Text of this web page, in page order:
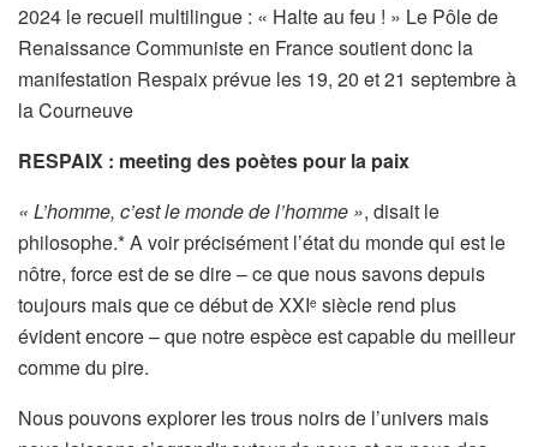
2024 le recueil multilingue : « Halte au feu ! » Le Pôle de
Renaissance Communiste en France soutient donc la
manifestation Respaix prévue les 19, 20 et 21 septembre à
la Courneuve
RESPAIX : meeting des poètes pour la paix
« L’homme, c’est le monde de l’homme », disait le
philosophe.* A voir précisément l’état du monde qui est le
nôtre, force est de se dire – ce que nous savons depuis
toujours mais que ce début de XXIe siècle rend plus
évident encore – que notre espèce est capable du meilleur
comme du pire.
Nous pouvons explorer les trous noirs de l’univers mais